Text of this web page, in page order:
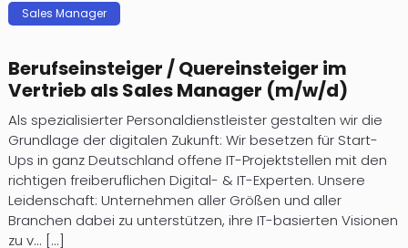
Sales Manager
Berufseinsteiger / Quereinsteiger im
Vertrieb als Sales Manager (m/w/d)
Als spezialisierter Personaldienstleister gestalten wir die
Grundlage der digitalen Zukunft: Wir besetzen für Start-
Ups in ganz Deutschland offene IT-Projektstellen mit den
richtigen freiberuflichen Digital- & IT-Experten. Unsere
Leidenschaft: Unternehmen aller Größen und aller
Branchen dabei zu unterstützen, ihre IT-basierten Visionen
zu v... [...]